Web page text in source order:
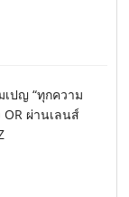
ปญ “ทุกความ
ผ่านเลนส์